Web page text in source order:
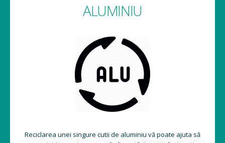
ALUMINIU
Reciclarea unei singure cutii de aluminiu vă poate ajuta să